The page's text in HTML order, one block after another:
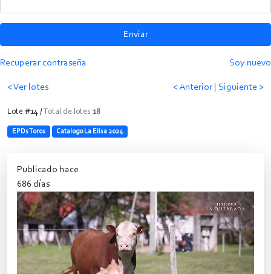
Enviar
Recuperar contraseña Soy nuevo
< Ver lotes < Anterior Siguiente >
Lote #14 /Total de lotes 18
EPDs Toros Catalogo La Elisa 2024
Publicado hace
686 días